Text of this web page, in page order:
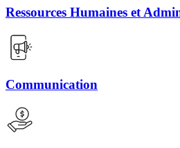
Ressources Humaines et
Communication